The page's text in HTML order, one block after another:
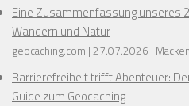
Eine Zusammenfassung unseres
Wandern und Natur
geocaching.com 27.07.2026
Barrierefreiheit trifft Abenteuer:
Guide zum Geocaching